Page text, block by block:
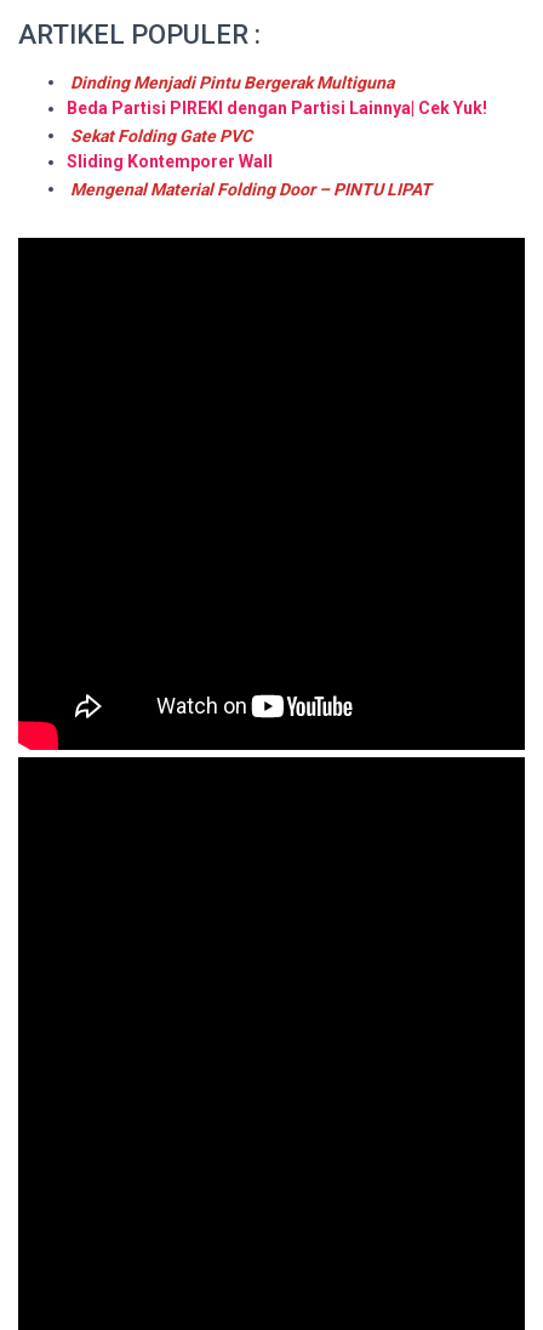
ARTIKEL POPULER :
Dinding Menjadi Pintu Bergerak Multiguna
Beda Partisi PIREKI dengan Partisi Lainnya| Cek Yuk!
Sekat Folding Gate PVC
Sliding Kontemporer Wall
Mengenal Material Folding Door – PINTU LIPAT